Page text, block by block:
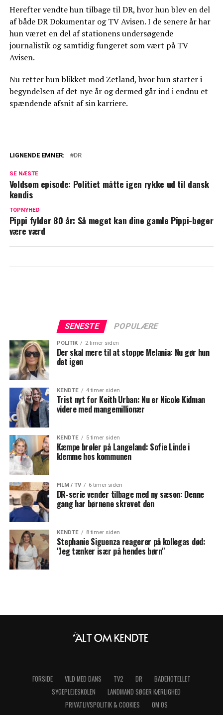
Herefter vendte hun tilbage til DR, hvor hun blev en del
af både DR Dokumentar og TV Avisen. I de senere år har
hun været en del af stationens undersøgende
journalistik og samtidig fungeret som vært på TV
Avisen.
Nu retter hun blikket mod Zetland, hvor hun starter i
begyndelsen af det nye år og dermed går ind i endnu et
spændende afsnit af sin karriere.
ved et uheld stor hemmelighed
LIGNENDE EMNER: DR
SE NÆSTE
Voldsom episode: Politiet måtte igen rykke ud til dansk
kendis
TOPNYHED
Pippi fylder 80 år: Så meget kan dine gamle Pippi-bøger
være værd
SENESTE POPULÆRE
POLITIK 2 timer siden
Der skal mere til at stoppe Melania: Nu gør hun
det igen
KENDTE 4 timer siden
Trist nyt for Keith Urban: Nu er Nicole Kidman
videre med mangemillionær
KENDTE 5 timer siden
Kæmpe brøler på Langeland: Sofie Linde i
klemme hos kommunen
FILM / TV 6 timer siden
DR-serie vender tilbage med ny sæson: Denne
gang har børnene skrevet den
KENDTE 8 timer siden
Stephanie Siguenza reagerer på kollegas død:
"Jeg tænker især på hendes børn"
FORSIDE VILD MED DANS TV2 DR
BADEHOTELLET
SYGEPLEJESKOLEN
LANDMAND SØGER KÆRLIGHED
PRIVATLIVSPOLITIK & COOKIES
OM OS